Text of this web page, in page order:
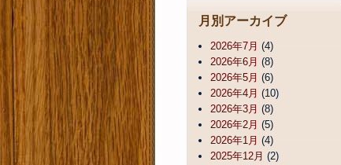
月別アーカイブ
2026年7月 (4)
2026年6月 (8)
2026年5月 (6)
2026年4月 (10)
2026年3月 (8)
2026年2月 (5)
2026年1月 (4)
2025年12月 (2)